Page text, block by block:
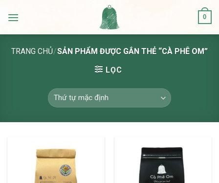
0
TRANG CHỦ/SẢN PHẨM ĐƯỢC GẮN THẺ “CÀ PHÊ OM”
LỌC